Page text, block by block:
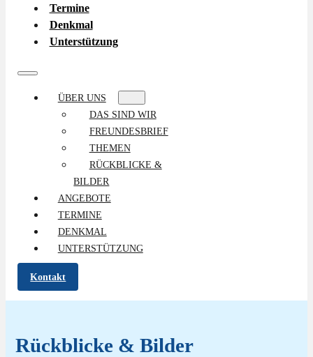
Termine
Denkmal
Unterstützung
ÜBER UNS
DAS SIND WIR
FREUNDESBRIEF
THEMEN
RÜCKBLICKE &
BILDER
ANGEBOTE
TERMINE
DENKMAL
UNTERSTÜTZUNG
Kontakt
Rückblicke & Bilder